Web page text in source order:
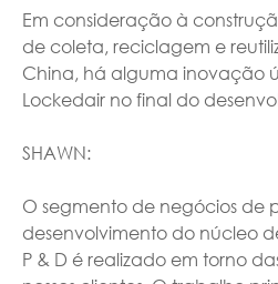
Em consideração à
de coleta, reciclagem e
China, há alguma inovação
Lockedair no final do
SHAWN:
O segmento de negócios de
desenvolvimento do núcleo
P & D é realizado em torno